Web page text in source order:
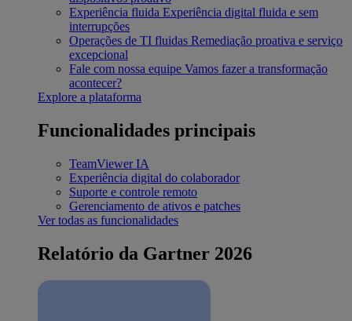
Experiência fluida Experiência digital fluida e sem
interrupções
Operações de TI fluidas Remediação proativa e serviço
excepcional
Fale com nossa equipe Vamos fazer a transformação
acontecer?
Explore a plataforma
Funcionalidades principais
TeamViewer IA
Experiência digital do colaborador
Suporte e controle remoto
Gerenciamento de ativos e patches
Ver todas as funcionalidades
Relatório da Gartner 2026